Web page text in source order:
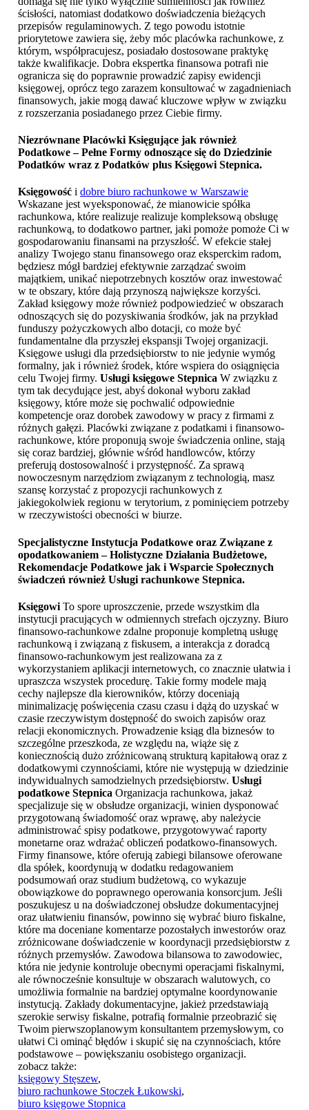
ścisłości, natomiast dodatkowo doświadczenia bieżących
przepisów regulaminowych. Z tego powodu istotnie
priorytetowe zawiera się, żeby móc placówka rachunkowe, z
którym, współpracujesz, posiadało dostosowane praktykę
także kwalifikacje. Dobra ekspertka finansowa potrafi nie
ogranicza się do poprawnie prowadzić zapisy ewidencji
księgowej, oprócz tego zarazem konsultować w zagadnieniach
finansowych, jakie mogą dawać kluczowe wpływ w związku
z rozszerzania posiadanego przez Ciebie firmy.
Niezrównane Placówki Księgujące jak również
Podatkowe – Pełne Formy odnoszące się do Dziedzinie
Podatków wraz z Podatków plus Księgowi Stepnica.
Księgowość i dobre biuro rachunkowe w Warszawie
Wskazane jest wyeksponować, że mianowicie spółka
rachunkowa, które realizuje realizuje kompleksową obsługę
rachunkową, to dodatkowo partner, jaki pomoże pomoże Ci w
gospodarowaniu finansami na przyszłość. W efekcie stałej
analizy Twojego stanu finansowego oraz eksperckim radom,
będziesz mógł bardziej efektywnie zarządzać swoim
majątkiem, unikać niepotrzebnych kosztów oraz inwestować
w te obszary, które dają przynoszą największe korzyści.
Zakład księgowy może również podpowiedzieć w obszarach
odnoszących się do pozyskiwania środków, jak na przykład
funduszy pożyczkowych albo dotacji, co może być
fundamentalne dla przyszłej ekspansji Twojej organizacji.
Księgowe usługi dla przedsiębiorstw to nie jedynie wymóg
formalny, jak i również środek, które wspiera do osiągnięcia
celu Twojej firmy. Usługi księgowe Stepnica W związku z
tym tak decydujące jest, abyś dokonał wyboru zakład
księgowy, które może się pochwalić odpowiednie
kompetencje oraz dorobek zawodowy w pracy z firmami z
różnych gałęzi. Placówki związane z podatkami i finansowo-
rachunkowe, które proponują swoje świadczenia online, stają
się coraz bardziej, głównie wśród handlowców, którzy
preferują dostosowalność i przystępność. Za sprawą
nowoczesnym narzędziom związanym z technologią, masz
szansę korzystać z propozycji rachunkowych z
jakiegokolwiek regionu w terytorium, z pominięciem potrzeby
w rzeczywistości obecności w biurze.
Specjalistyczne Instytucja Podatkowe oraz Związane z
opodatkowaniem – Holistyczne Działania Budżetowe,
Rekomendacje Podatkowe jak i Wsparcie Społecznych
świadczeń również Usługi rachunkowe Stepnica.
Księgowi To spore uproszczenie, przede wszystkim dla
instytucji pracujących w odmiennych strefach ojczyzny. Biuro
finansowo-rachunkowe zdalne proponuje kompletną usługę
rachunkową i związaną z fiskusem, a interakcja z doradcą
finansowo-rachunkowym jest realizowana za z
wykorzystaniem aplikacji internetowych, co znacznie ułatwia i
upraszcza wszystek procedurę. Takie formy modele mają
cechy najlepsze dla kierowników, którzy doceniają
minimalizację poświęcenia czasu czasu i dążą do uzyskać w
czasie rzeczywistym dostępność do swoich zapisów oraz
relacji ekonomicznych. Prowadzenie ksiąg dla biznesów to
szczególne przeszkoda, ze względu na, wiąże się z
koniecznością dużo zróżnicowaną strukturą kapitałową oraz z
dodatkowymi czynnościami, które nie występują w dziedzinie
indywidualnych samodzielnych przedsiębiorstw. Usługi
podatkowe Stepnica Organizacja rachunkowa, jakaż
specjalizuje się w obsłudze organizacji, winien dysponować
przygotowaną świadomość oraz wprawę, aby należycie
administrować spisy podatkowe, przygotowywać raporty
monetarne oraz wdrażać obliczeń podatkowo-finansowych.
Firmy finansowe, które oferują zabiegi bilansowe oferowane
dla spółek, koordynują w dodatku redagowaniem
podsumowań oraz studium budżetową, co wykazuje
obowiązkowe do poprawnego operowania konsorcjum. Jeśli
poszukujesz u na doświadczonej obsłudze dokumentacyjnej
oraz ułatwieniu finansów, powinno się wybrać biuro fiskalne,
które ma doceniane komentarze pozostałych inwestorów oraz
zróżnicowane doświadczenie w koordynacji przedsiębiorstw z
różnych przemysłów. Zawodowa bilansowa to zawodowiec,
która nie jedynie kontroluje obecnymi operacjami fiskalnymi,
ale równocześnie konsultuje w obszarach walutowych, co
umożliwia formalnie na bardziej optymalne koordynowanie
instytucją. Zakłady dokumentacyjne, jakież przedstawiają
szerokie serwisy fiskalne, potrafią formalnie przeobrazić się
Twoim pierwszoplanowym konsultantem przemysłowym, co
ułatwi Ci ominąć błędów i skupić się na czynnościach, które
podstawowe – powiększaniu osobistego organizacji.
zobacz także:
księgowy Stęszew,
biuro rachunkowe Stoczek Łukowski,
biuro księgowe Stopnica